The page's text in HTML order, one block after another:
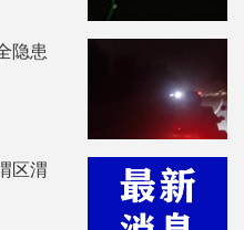
隐患
区渭